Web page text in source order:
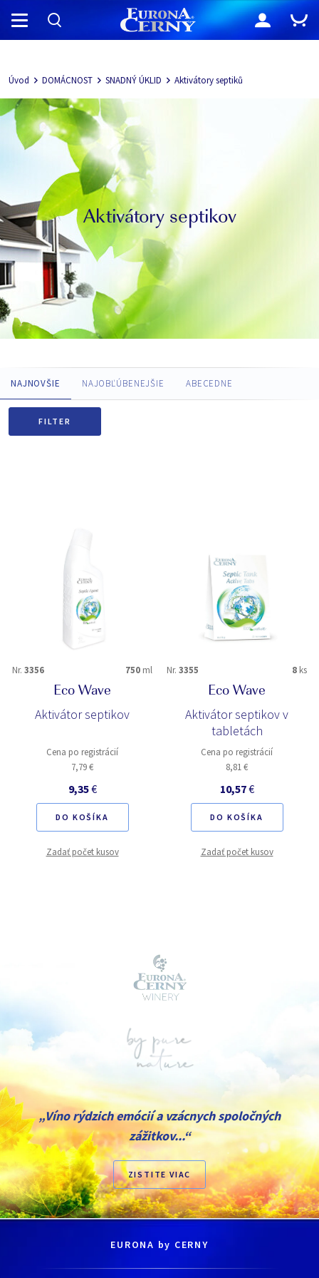
Navigácia
Úvod DOMÁCNOST SNADNÝ ÚKLID Aktivátory septiků
Aktivátory septikov
NAJNOVŠIE NAJOBĽÚBENEJŠIE ABECEDNE
FILTER
Nr. 3356 750 ml
Eco Wave
Aktivátor septikov
Cena po registrácií
7,79 €
9,35€
DO KOŠÍKA
Zadať počet kusov
Nr. 3355 8 ks
Eco Wave
Aktivátor septikov v
tabletách
Cena po registrácií
8,81 €
10,57€
DO KOŠÍKA
Zadať počet kusov
„Víno rýdzich emócií a vzácnych spoločných
zážitkov...“
ZISTITE VIAC
EURONA by CERNY